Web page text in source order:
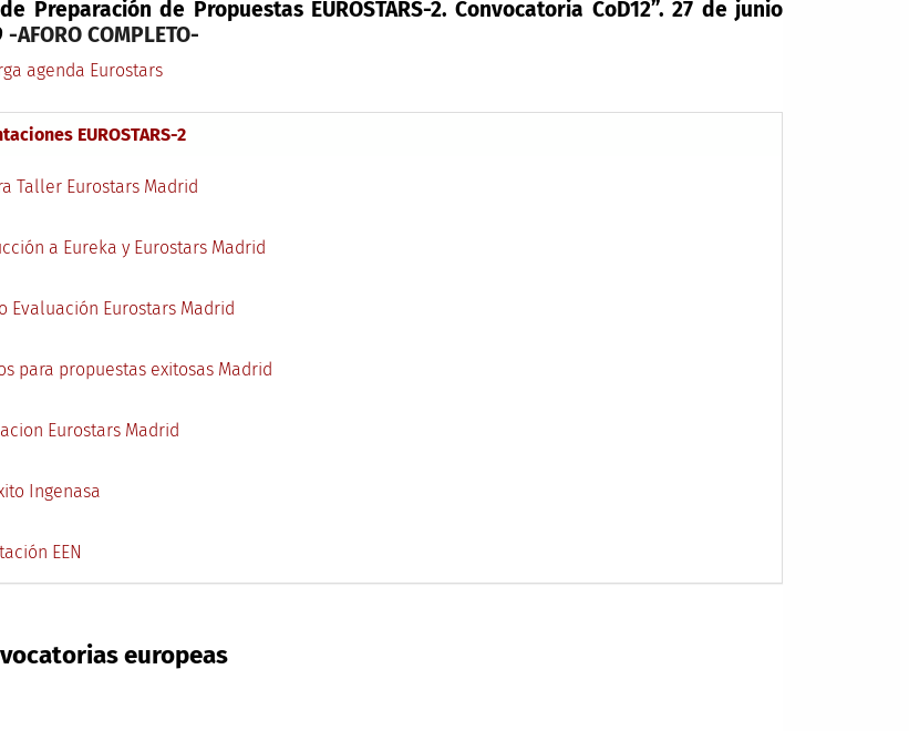
Preparación de Propuestas EUROSTARS-2. Convocatoria CoD12”. 27 de junio
-AFORO COMPLETO-
agenda Eurostars
EUROSTARS-2
Taller Eurostars Madrid
a Eureka y Eurostars Madrid
Evaluación Eurostars Madrid
para propuestas exitosas Madrid
Eurostars Madrid
Ingenasa
EEN
europeas